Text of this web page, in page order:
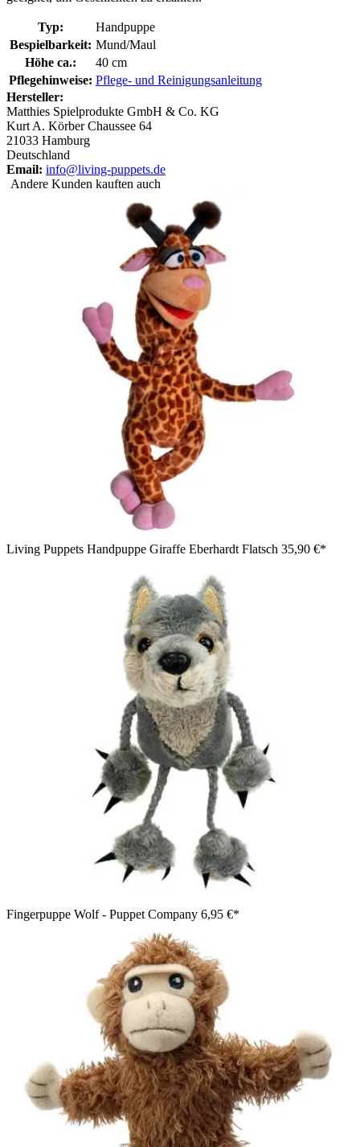
Living Puppets Handpuppe Fuzius Affe in der Seitenansicht,
Typ:
Handpuppe
Bespielbarkeit: Mund/Maul
Höhe ca.:
40 cm
Pflegehinweise: Pflege- und Reinigungsanleitung
Hersteller:
Matthies Spielprodukte GmbH & Co. KG
Kurt A. Körber Chaussee 64
21033 Hamburg
Deutschland
Email: info@living-puppets.de
Andere Kunden kauften auch
Living Puppets Handpuppe Giraffe Eberhardt Flatsch 35,90 €*
Fingerpuppe Wolf - Puppet Company 6,95 €*